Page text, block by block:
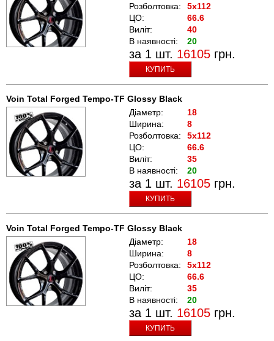
Розболтовка:
5x112
ЦО:
66.6
Виліт:
40
В наявності:
20
за 1 шт. 16105 грн.
КУПИТЬ
Voin Total Forged Tempo-TF Glossy Black
Діаметр:
18
Ширина:
8
Розболтовка:
5x112
ЦО:
66.6
Виліт:
35
В наявності:
20
за 1 шт. 16105 грн.
КУПИТЬ
Voin Total Forged Tempo-TF Glossy Black
Діаметр:
18
Ширина:
8
Розболтовка:
5x112
ЦО:
66.6
Виліт:
35
В наявності:
20
за 1 шт. 16105 грн.
КУПИТЬ